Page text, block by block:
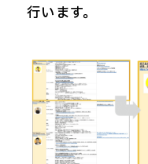
行います。